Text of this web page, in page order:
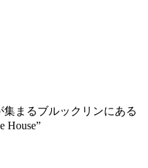
まるブルックリンにある
House”